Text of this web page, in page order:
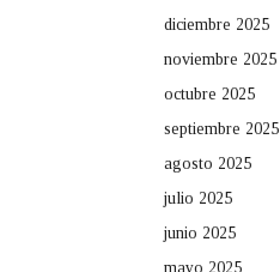
diciembre 2025
noviembre 2025
octubre 2025
septiembre 2025
agosto 2025
julio 2025
junio 2025
mayo 2025